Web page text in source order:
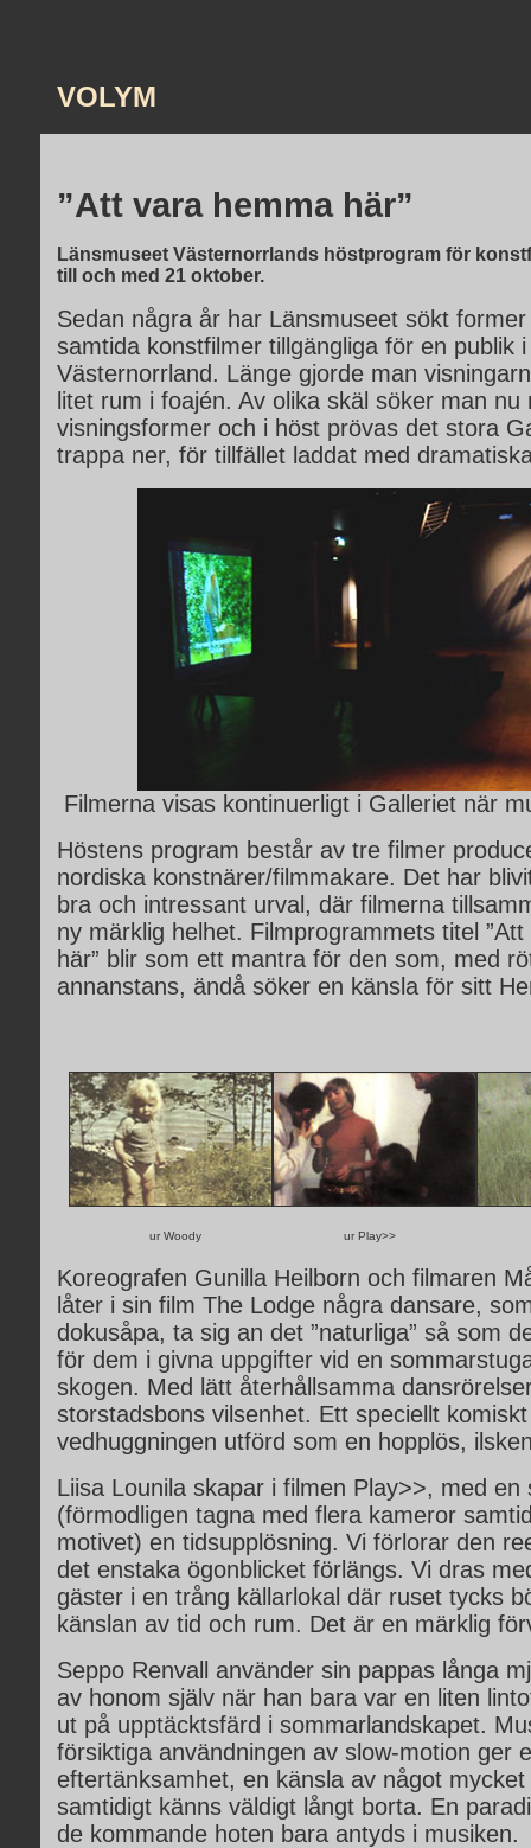
VOLYM
”Att vara hemma här”
Länsmuseet Västernorrlands höstprogram för
till och med 21 oktober.
Sedan några år har Länsmuseet sökt
samtida konstfilmer tillgängliga för en publik i
Västernorrland. Länge gjorde man
litet rum i foajén. Av olika skäl söker man nu
visningsformer och i höst prövas det stora
trappa ner, för tillfället laddat med
Filmerna visas kontinuerligt i Galleriet när
Höstens program består av tre filmer
nordiska konstnärer/filmmakare. Det har
bra och intressant urval, där filmerna
ny märklig helhet. Filmprogrammets titel
här” blir som ett mantra för den som, med
annanstans, ändå söker en känsla för sitt
ur Woody ur Play>>
Koreografen Gunilla Heilborn och filmaren
låter i sin film The Lodge några dansare,
dokusåpa, ta sig an det ”naturliga” så som
för dem i givna uppgifter vid en
skogen. Med lätt återhållsamma
storstadsbons vilsenhet. Ett speciellt
vedhuggningen utförd som en hopplös,
Liisa Lounila skapar i filmen Play>>, med en
(förmodligen tagna med flera kameror
motivet) en tidsupplösning. Vi förlorar den
det enstaka ögonblicket förlängs. Vi dras
gäster i en trång källarlokal där ruset tycks
känslan av tid och rum. Det är en märklig
Seppo Renvall använder sin pappas långa
av honom själv när han bara var en liten
ut på upptäcktsfärd i sommarlandskapet.
försiktiga användningen av slow-motion ger
eftertänksamhet, en känsla av något
samtidigt känns väldigt långt borta. En
de kommande hoten bara antyds i musiken.